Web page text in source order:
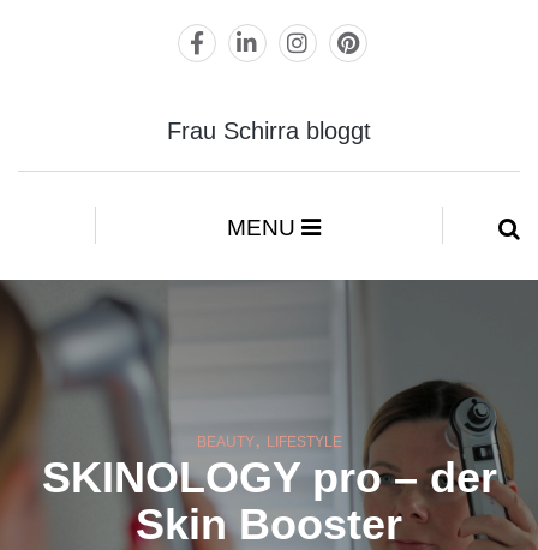
Frau Schirra bloggt
MENU
BEAUTY, LIFESTYLE
SKINOLOGY pro – der
Skin Booster